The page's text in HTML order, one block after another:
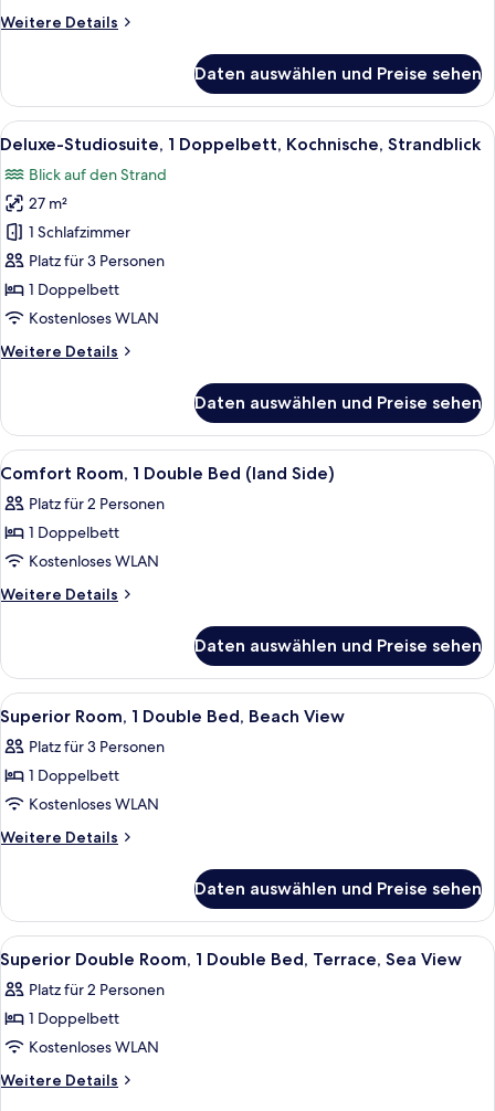
anzeigen
Weitere Details
Weitere
Suite,
Doppelbett,
Strandblick
Daten auswählen und Preise sehen
Alle
Fotos
für
Deluxe-
Studiosuite,
1
Doppelbett,
Kochnische,
anzeigen
Ein Balkon mit Korbstühlen, einem
6
Deluxe-Studiosuite, 1 Doppelbett, Kochnische, Strandblick
Blick auf den Strand
27 m²
1 Schlafzimmer
Platz für 3 Personen
1 Doppelbett
Kostenloses WLAN
Weitere Details
Weitere
Studiosuite,
Doppelbett,
Strandblick
Daten auswählen und Preise sehen
Alle
Fotos
für
Comfort
Room,
1
(land
Side)
anzeigen
Ein Schlafzimmer mit einem Bett,
3
Comfort Room, 1 Double Bed (land Side)
Platz für 2 Personen
1 Doppelbett
Kostenloses WLAN
Weitere Details
Weitere
Room,
Double
Bed
(land
Side)
Daten auswählen und Preise sehen
Alle
Fotos
für
Superior
Room,
1
Beach
View
anzeigen
Ein Hotelzimmer mit Bett,
3
Superior Room, 1 Double Bed, Beach View
Platz für 3 Personen
1 Doppelbett
Kostenloses WLAN
Weitere Details
Weitere
Room,
Double
Bed,
Beach
View
Daten auswählen und Preise sehen
Alle
Fotos
für
Superior
Double
Room,
Ein Schlafzimmer mit einem großen
4
Superior Double Room, 1 Double Bed, Terrace, Sea View
Platz für 2 Personen
1 Doppelbett
Kostenloses WLAN
Weitere Details
Weitere